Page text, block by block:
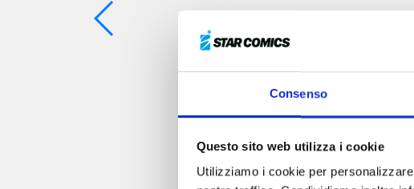
Consenso
Questo sito web utilizza i cookie
Utilizziamo i cookie per